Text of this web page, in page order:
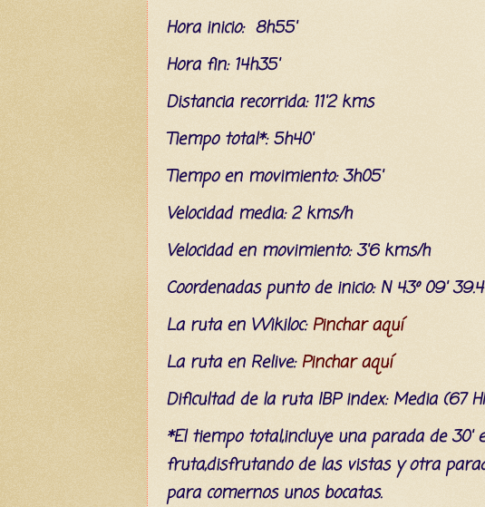
Hora inicio: 8h55'
Hora fin: 14h35'
Distancia recorrida: 11'2 kms
Tiempo total*: 5h40'
Tiempo en movimiento: 3h05'
Velocidad media: 2 kms/h
Velocidad en movimiento: 3'6 kms/h
Coordenadas punto de inicio: N 43º 09'
La ruta en Wikiloc: Pinchar aquí
La ruta en Relive: Pinchar aquí
Dificultadde la ruta IBP index: Media (67
*El tiempo total,incluye una parada de 30'
fruta,disfrutando de las vistas y otra
para comernos unos bocatas.